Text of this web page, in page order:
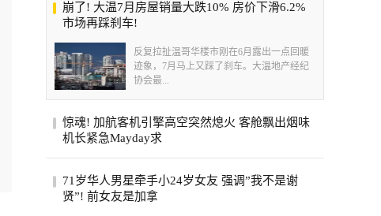
崩了! 大温7月房屋销量大跌10% 房价下滑6.2%
市场再踩刹车!
反复拉扯温哥华楼市刚在6月露出一点回暖
迹象，7月马上又踩了刹车。大温地产经纪
协会最...
惊魂! 加航客机引擎高空突然熄火 客舱飘出烟味
机长紧急Mayday求
就要抵达目的地，机舱里却突然冒出烟味，
一号...
71岁华人男星牵手小24岁女友 强调”我不是谢
贤”! 前女友是加拿